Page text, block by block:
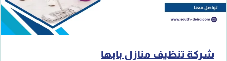
شركة تنظيف منازل بابها